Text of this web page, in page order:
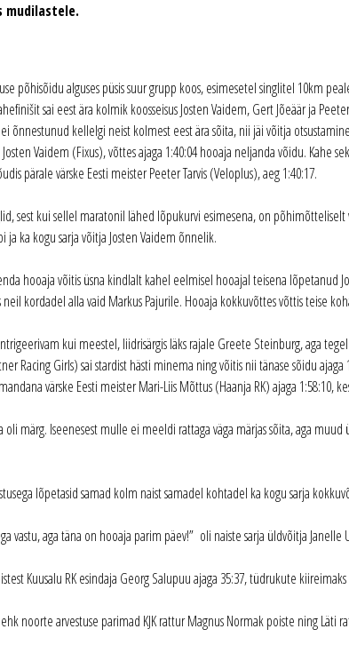
mudilastele.
põhisõidu alguses püsis suur grupp koos, esimesetel singlitel 10km
sai eest ära kolmik koosseisus Josten Vaidem, Gert Jõeäär ja
õnnestunud kellelgi neist kolmest eest ära sõita, nii jäi võitja
Vaidem (Fixus), võttes ajaga 1:40:04 hooaja neljanda võidu. Kahe
pärale värske Eesti meister Peeter Tarvis (Veloplus), aeg 1:40:17.
sest kui sellel maratonil lähed lõpukurvi esimesena, on põhimõtteliselt
ka kogu sarja võitja Josten Vaidem õnnelik.
hooaja võitis üsna kindlalt kahel eelmisel hooajal teisena lõpetanud
kordadel alla vaid Markus Pajurile. Hooaja kokkuvõttes võttis teise
kui meestel, liidrisärgis läks rajale Greete Steinburg, aga
Racing Girls) sai stardist hästi minema ning võitis nii tänase sõidu
värske Eesti meister Mari-Liis Mõttus (Haanja RK) ajaga
märg. Iseenesest mulle ei meeldi rattaga väga märjas sõita, aga
lõpetasid samad kolm naist samadel kohtadel ka kogu sarja
vastu, aga täna on hooaja parim päev!” oli naiste sarja üldvõitja
Kuusalu RK esindaja Georg Salupuu ajaga 35:37, tüdrukute
noorte arvestuse parimad KJK rattur Magnus Normak poiste ning